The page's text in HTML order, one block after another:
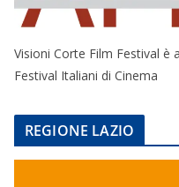
Visioni Corte Film Festival è
Festival Italiani di Cinema
REGIONE LAZIO